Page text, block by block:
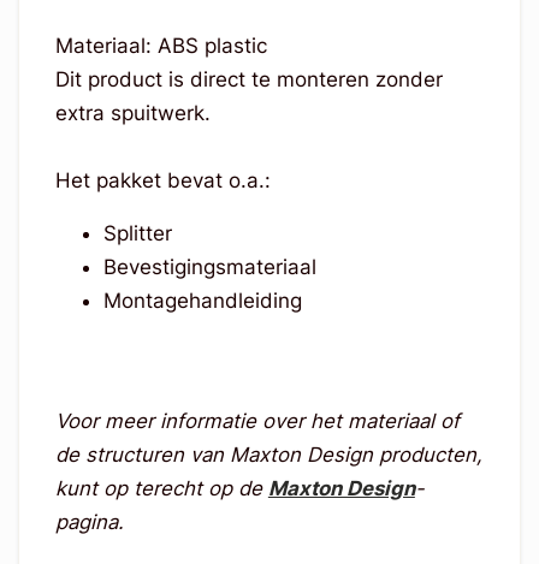
Materiaal: ABS plastic
Dit product is direct te monteren zonder
extra spuitwerk.
Het pakket bevat o.a.:
Splitter
Bevestigingsmateriaal
Montagehandleiding
Voor meer informatie over het materiaal of
de structuren van Maxton Design producten,
kunt op terecht op de Maxton Design-
pagina.